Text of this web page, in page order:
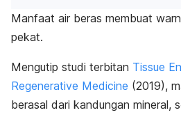
Manfaat air beras membuat
pekat.
Mengutip studi terbitan Tissue
Regenerative Medicine (2019),
berasal dari kandungan mineral,